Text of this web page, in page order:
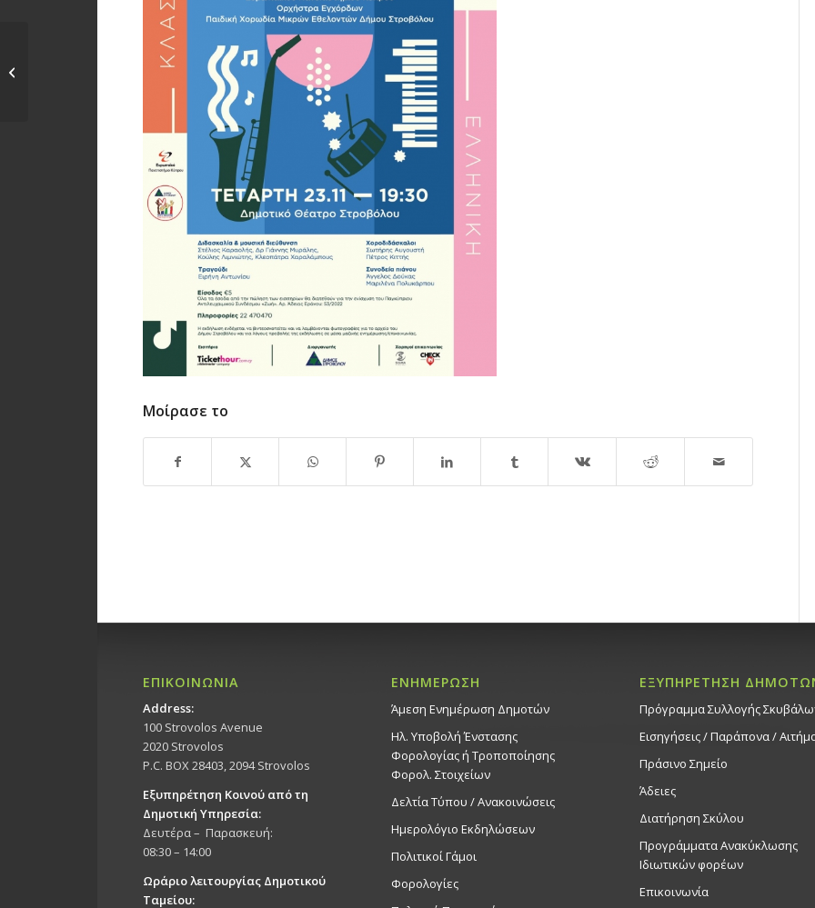
Μοίρασε το
ΕΠΙΚΟΙΝΩΝΙΑ
Address:
100 Strovolos Avenue
2020 Strovolos
P.C. BOX 28403, 2094 Strovolos
Εξυπηρέτηση Κοινού από τη
Δημοτική Υπηρεσία:
Δευτέρα – Παρασκευή:
08:30 – 14:00
Ωράριο λειτουργίας Δημοτικού
Ταμείου:
ΕΝΗΜΕΡΩΣΗ
Άμεση Ενημέρωση Δημοτών
Ηλ. Υποβολή Ένστασης
Φορολογίας ή Τροποποίησης
Φορολ. Στοιχείων
Δελτία Τύπου / Ανακοινώσεις
Ημερολόγιο Εκδηλώσεων
Πολιτικοί Γάμοι
Φορολογίες
ΕΞΥΠΗΡΕΤΗΣΗ
Πρόγραμμα Συλλογής
Εισηγήσεις / Παράπονα /
Πράσινο Σημείο
Άδειες
Διατήρηση Σκύλου
Προγράμματα Ανακύκλωσης
Ιδιωτικών φορέων
Επικοινωνία